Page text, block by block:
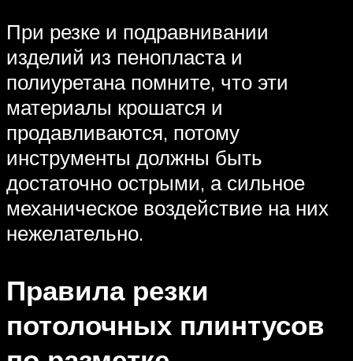
При резке и подравнивании
изделий из пенопласта и
полиуретана помните, что эти
материалы крошатся и
продавливаются, потому
инструменты должны быть
достаточно острыми, а сильное
механическое воздействие на них
нежелательно.
Правила резки
потолочных плинтусов